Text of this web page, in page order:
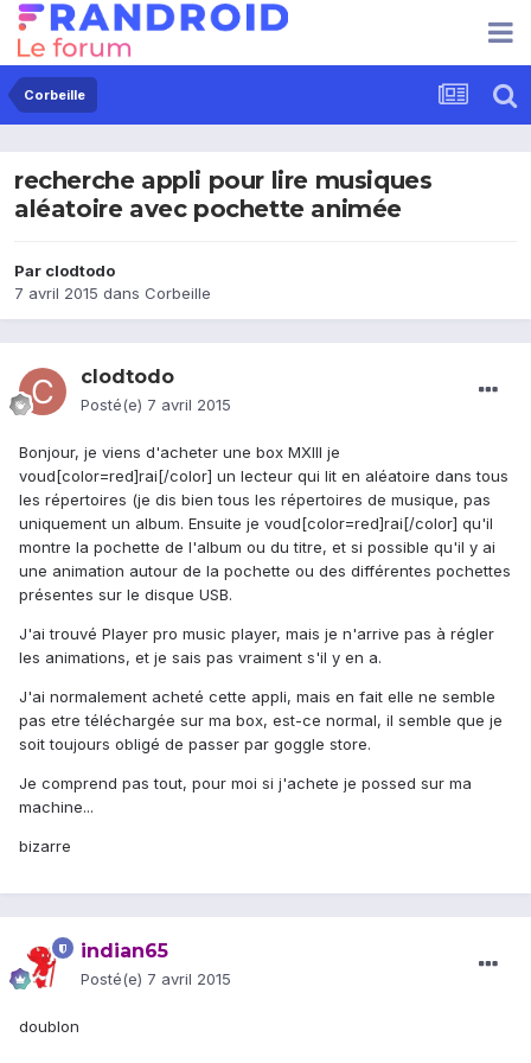
Corbeille
recherche appli pour lire musiques
aléatoire avec pochette animée
Par clodtodo
7 avril 2015 dans Corbeille
clodtodo
Posté(e) 7 avril 2015
Bonjour, je viens d'acheter une box MXIII je
voud[color=red]rai[/color] un lecteur qui lit en aléatoire dans tous
les répertoires (je dis bien tous les répertoires de musique, pas
uniquement un album. Ensuite je voud[color=red]rai[/color] qu'il
montre la pochette de l'album ou du titre, et si possible qu'il y ai
une animation autour de la pochette ou des différentes pochettes
présentes sur le disque USB.
J'ai trouvé Player pro music player, mais je n'arrive pas à régler
les animations, et je sais pas vraiment s'il y en a.
J'ai normalement acheté cette appli, mais en fait elle ne semble
pas etre téléchargée sur ma box, est-ce normal, il semble que je
soit toujours obligé de passer par goggle store.
Je comprend pas tout, pour moi si j'achete je possed sur ma
machine...
bizarre
indian65
Posté(e) 7 avril 2015
doublon